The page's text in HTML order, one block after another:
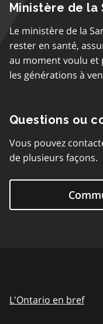
Ministère de la
Le ministère de la
rester en santé,
au moment voulu et
les générations à
Questions ou
Vous pouvez
de plusieurs façons.
L'Ontario en bref